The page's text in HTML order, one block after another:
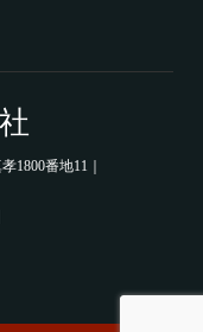
1800番地11｜